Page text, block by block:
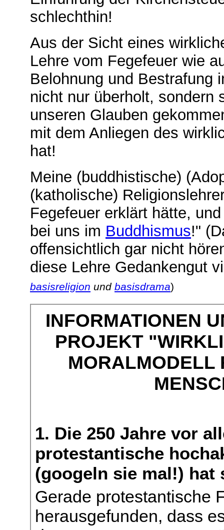
schlechthin!
Aus der Sicht eines
Lehre vom Fegefeuer wie
Belohnung und Bestrafung
nicht nur überholt, sondern
unseren Glauben
mit dem Anliegen des
hat!
Meine (buddhistische)
(katholische)
Fegefeuer erklärt hätte,
bei uns im Buddhismus!"
offensichtlich gar nicht
diese Lehre Gedankengut
basisreligion und basisdrama)